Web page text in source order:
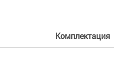
Комплектация